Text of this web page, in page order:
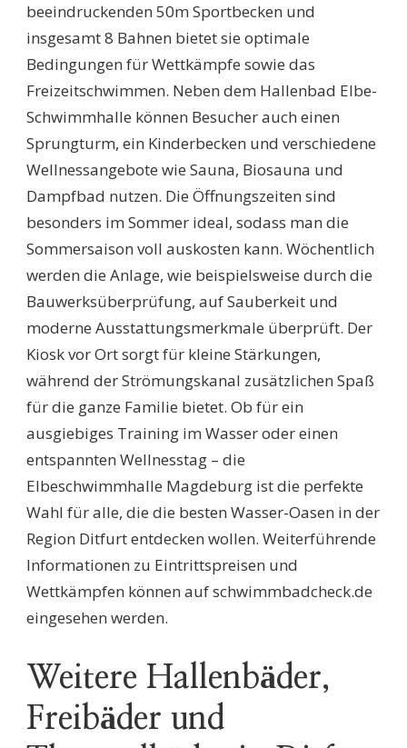
beeindruckenden 50m Sportbecken und
insgesamt 8 Bahnen bietet sie optimale
Bedingungen für Wettkämpfe sowie das
Freizeitschwimmen. Neben dem Hallenbad Elbe-
Schwimmhalle können Besucher auch einen
Sprungturm, ein Kinderbecken und verschiedene
Wellnessangebote wie Sauna, Biosauna und
Dampfbad nutzen. Die Öffnungszeiten sind
besonders im Sommer ideal, sodass man die
Sommersaison voll auskosten kann. Wöchentlich
werden die Anlage, wie beispielsweise durch die
Bauwerksüberprüfung, auf Sauberkeit und
moderne Ausstattungsmerkmale überprüft. Der
Kiosk vor Ort sorgt für kleine Stärkungen,
während der Strömungskanal zusätzlichen Spaß
für die ganze Familie bietet. Ob für ein
ausgiebiges Training im Wasser oder einen
entspannten Wellnesstag – die
Elbeschwimmhalle Magdeburg ist die perfekte
Wahl für alle, die die besten Wasser-Oasen in der
Region Ditfurt entdecken wollen. Weiterführende
Informationen zu Eintrittspreisen und
Wettkämpfen können auf schwimmbadcheck.de
eingesehen werden.
Weitere Hallenbäder,
Freibäder und